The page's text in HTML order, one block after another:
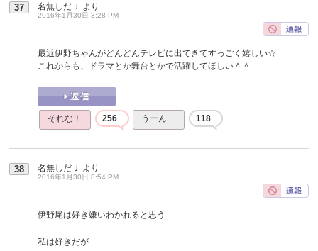
37 名無しだＪ より
2016年1月30日 3:28 PM
最近伊野ちゃんがどんどんテレビに出てきてすっごく嬉しい☆
これからも、ドラマとか舞台とかで活躍してほしい＾＾
それな！ 256 うーん… 118
38 名無しだＪ より
2016年1月30日 8:54 PM
伊野尾は好き嫌いわかれると思う
私は好きだが